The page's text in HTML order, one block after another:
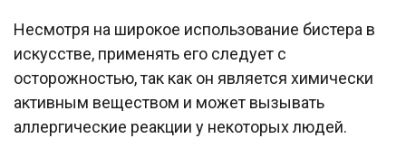
Несмотря на широкое использование бистера в
искусстве, применять его следует с
осторожностью, так как он является химически
активным веществом и может вызывать
аллергические реакции у некоторых людей.